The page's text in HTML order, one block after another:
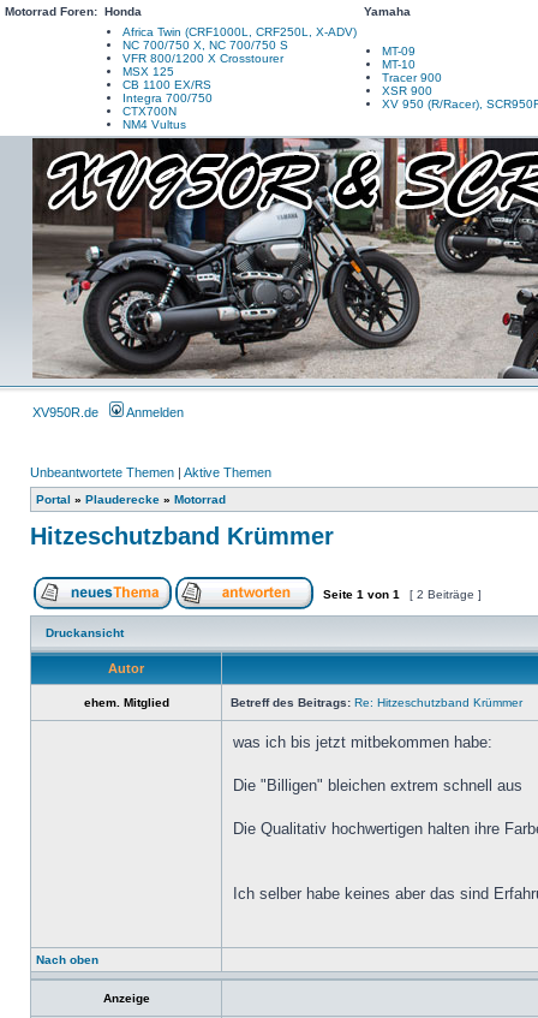
Motorrad Foren: Honda
Yamaha
Africa Twin (CRF1000L, CRF250L, X-ADV)
NC 700/750 X, NC 700/750 S
VFR 800/1200 X Crosstourer
MSX 125
CB 1100 EX/RS
Integra 700/750
CTX700N
NM4 Vultus
MT-09
MT-10
Tracer 900
XSR 900
XV 950 (R/Racer),
XV950R.de Anmelden
Unbeantwortete Themen | Aktive Themen
Portal » Plauderecke » Motorrad
Hitzeschutzband Krümmer
Seite 1 von 1 [ 2 Beiträge ]
Druckansicht
Autor
ehem. Mitglied Betreff des Beitrags: Re: Hitzeschutzband Krümmer
was ich bis jetzt mitbekommen habe:
Die "Billigen" bleichen extrem schnell aus
Die Qualitativ hochwertigen halten ihre
Ich selber habe keines aber das sind
Nach oben
Anzeige